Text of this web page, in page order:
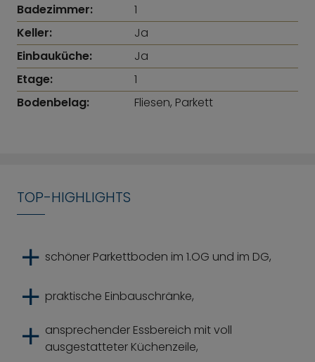
Badezimmer:
1
Keller:
Ja
Einbauküche:
Ja
Etage:
1
Bodenbelag:
Fliesen, Parkett
TOP-HIGHLIGHTS
schöner Parkettboden im 1.OG und im DG,
praktische Einbauschränke,
ansprechender Essbereich mit voll
ausgestatteter Küchenzeile,